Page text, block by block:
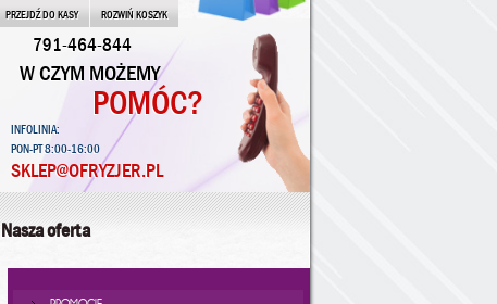
PRZEJDŹ DO KASY ROZWIŃ KOSZYK
W CZYM MOŻEMY
POMÓC?
INFOLINIA:
791-464-844
PON-PT 8:00-16:00
SKLEP@OFRYZJER.PL
Nasza oferta